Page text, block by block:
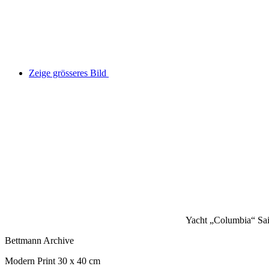
Zeige grösseres Bild
Yacht „Columbia“
Bettmann Archive
Modern Print 30 x 40 cm